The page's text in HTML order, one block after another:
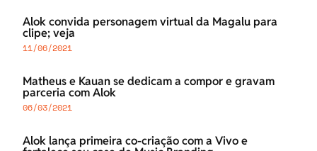
Alok convida personagem virtual da Magalu para
clipe; veja
11/06/2021
Matheus e Kauan se dedicam a compor e gravam
parceria com Alok
06/03/2021
Alok lança primeira co-criação com a Vivo e